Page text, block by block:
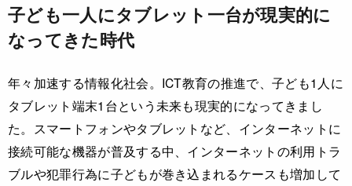
子ども一人にタブレット一台が現実的に
なってきた時代
年々加速する情報化社会。ICT教育の推進で、子ども1人に
タブレット端末1台という未来も現実的になってきまし
た。スマートフォンやタブレットなど、インターネットに
接続可能な機器が普及する中、インターネットの利用トラ
ブルや犯罪行為に子どもが巻き込まれるケースも増加して